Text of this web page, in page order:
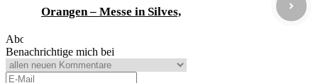
Orangen – Messe in Silves,
Abonnieren
Benachrichtige mich bei